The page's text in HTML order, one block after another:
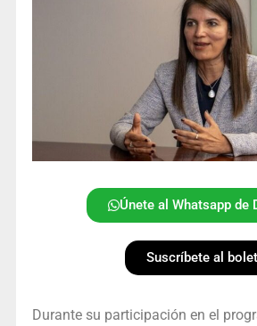
Únete al Whatsapp de
Suscríbete al
Durante su participación en el